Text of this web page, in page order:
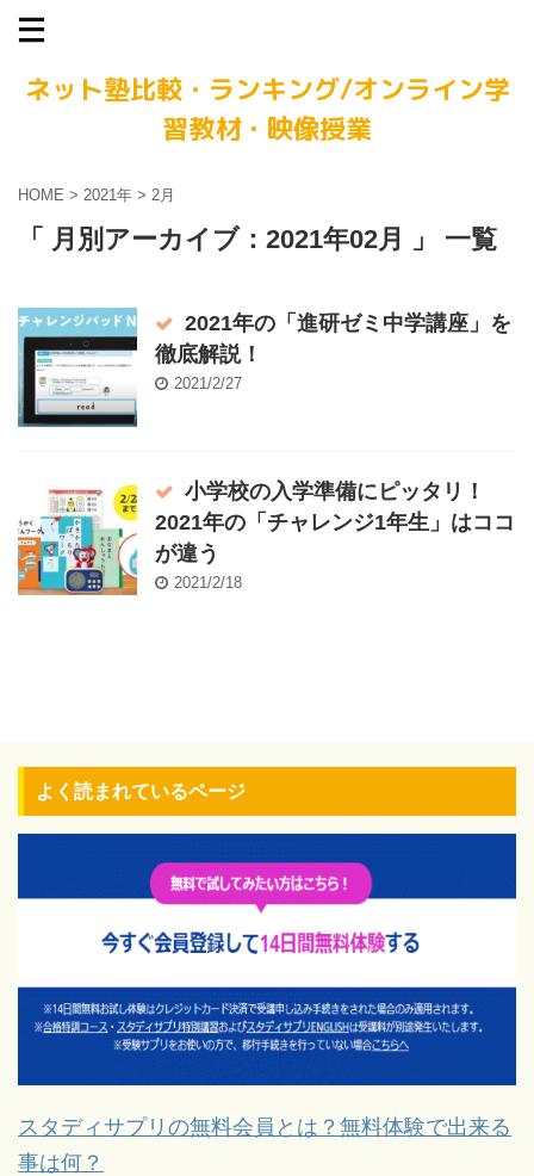
ネット塾比較・ランキング/オンライン学
習教材・映像授業
HOME > 2021年 > 2月
「 月別アーカイブ：2021年02月 」 一覧
2021年の「進研ゼミ中学講座」を
徹底解説！
2021/2/27
小学校の入学準備にピッタリ！
2021年の「チャレンジ1年生」はココ
が違う
2021/2/18
よく読まれているページ
スタディサプリの無料会員とは？無料体験で出来る
事は何？